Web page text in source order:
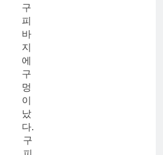
구
피
바
지
에
구
멍
이
났
다.
구